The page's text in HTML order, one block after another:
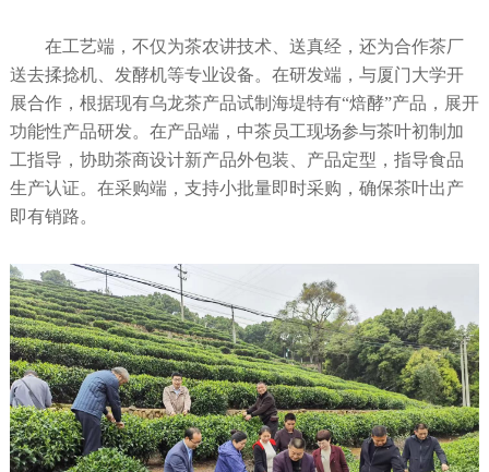
在工艺端，不仅为茶农讲技术、送真经，还为合作茶厂
送去揉捻机、发酵机等专业设备。在研发端，与厦门大学开
展合作，根据现有乌龙茶产品试制海堤特有“焙酵”产品，展开
功能性产品研发。在产品端，中茶员工现场参与茶叶初制加
工指导，协助茶商设计新产品外包装、产品定型，指导食品
生产认证。在采购端，支持小批量即时采购，确保茶叶出产
即有销路。